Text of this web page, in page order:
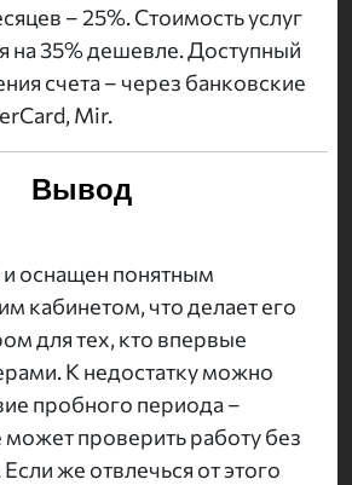
– 25%. Стоимость услуг
на 35% дешевле. Доступный
счета – через банковские
Mir.
Вывод
и оснащен понятным
кабинетом, что делает его
для тех, кто впервые
К недостатку можно
пробного периода –
может проверить работу без
же отвлечься от этого